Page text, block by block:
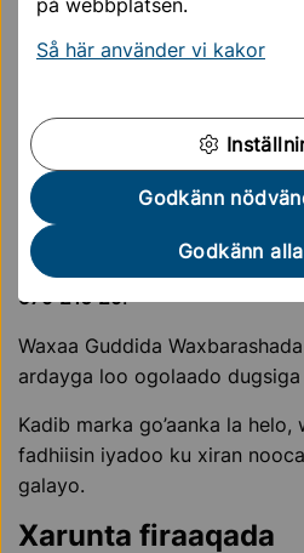
Så här använder vi kakor
Godkänn
Godkänn
Dugsiyadan waa sagaal sano,
dugsi kaliya u gaar ah
Macluumaad dheeri ah:
La xidhiidh xafiiska
579 216 29.
Waxaa Guddida
ardayga loo ogolaado dugsiga
Kadib marka go’aanka la
fadhiisin iyadoo ku xiran
galayo.
Xarunta firaaqada